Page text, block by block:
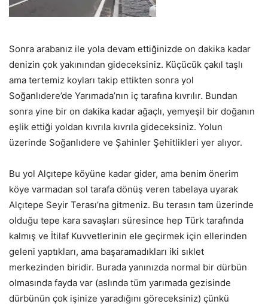
Sonra arabanız ile yola devam ettiğinizde on dakika kadar
denizin çok yakınından gideceksiniz. Küçücük çakıl taşlı
ama tertemiz koyları takip ettikten sonra yol
Soğanlıdere’de Yarımada’nın iç tarafına kıvrılır. Bundan
sonra yine bir on dakika kadar ağaçlı, yemyeşil bir doğanın
eşlik ettiği yoldan kıvrıla kıvrıla gideceksiniz. Yolun
üzerinde Soğanlıdere ve Şahinler Şehitlikleri yer alıyor.
Bu yol Alçıtepe köyüne kadar gider, ama benim önerim
köye varmadan sol tarafa dönüş veren tabelaya uyarak
Alçıtepe Seyir Terası’na gitmeniz. Bu terasın tam üzerinde
olduğu tepe kara savaşları süresince hep Türk tarafında
kalmış ve İtilaf Kuvvetlerinin ele geçirmek için ellerinden
geleni yaptıkları, ama başaramadıkları iki sıklet
merkezinden biridir. Burada yanınızda normal bir dürbün
olmasında fayda var (aslında tüm yarımada gezisinde
dürbünün çok işinize yaradığını göreceksiniz) çünkü